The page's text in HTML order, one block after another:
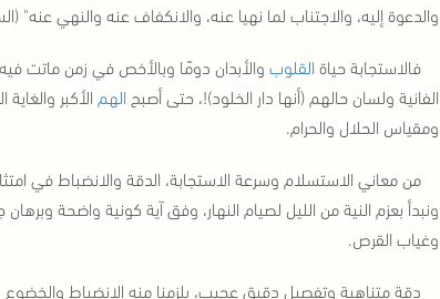
والدعوة إليه، والاجتناب لما نهيا عنه، والانكفاف عنه والنهي عنه"
فالاستجابة حياة القلوب والأبدان دومًا وبالأخص في زمن ماتت
الفانية ولسان حالهم (أنها دار الخلود)!، حتى أصبح الهم الأكبر
ومقياس الحلال والحرام.
من معاني الاستسلام وسرعة الاستجابة، الدقة والانضباط في
ونبدأ بعزم النية من الليل لصيام النهار، وفق آية كونية واضحة
وغياب القرص.
دقة متناهية وتفصيل دقيق عجيب، يلزمنا منه الانضباط والخضوع